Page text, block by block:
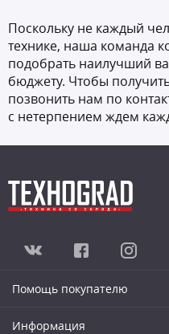
Поскольку не каждый
технике, наша команда
подобрать наилучший
бюджету. Чтобы
позвонить нам по
с нетерпением ждем
Помощь покупателю
Информация